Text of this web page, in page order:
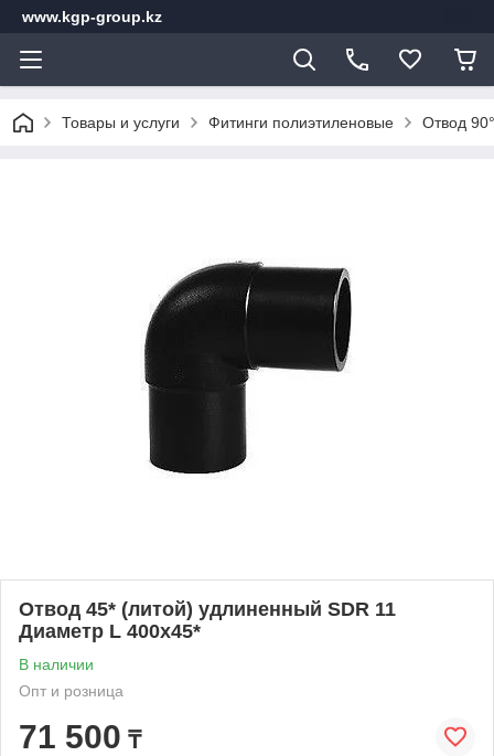
www.kgp-group.kz
Товары и услуги Фитинги полиэтиленовые Отвод
Отвод 45* (литой) удлиненный SDR 11
Диаметр L 400х45*
В наличии
Опт и розница
71 500 ₸